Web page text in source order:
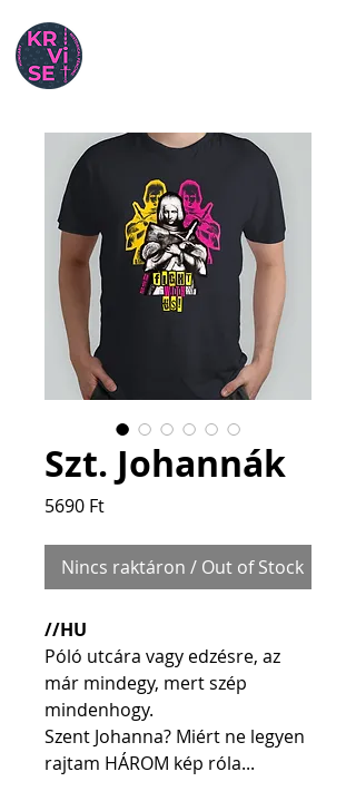
Szt. Johannák
5690 FtPrice
Nincs raktáron / Out of Stock
//HU
Póló utcára vagy edzésre, az
már mindegy, mert szép
mindenhogy.
Szent Johanna? Miért ne legyen
rajtam HÁROM kép róla...